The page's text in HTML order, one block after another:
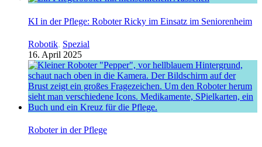
KI in der Pflege: Roboter Ricky im Einsatz im Seniorenheim
Robotik, Spezial
16. April 2025
Roboter in der Pflege